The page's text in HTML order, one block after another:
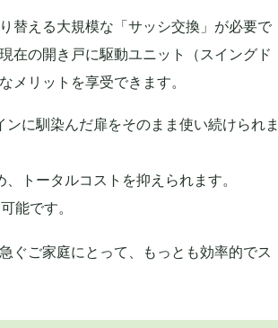
替える大規模な「サッシ交換」が必要で
在の開き戸に駆動ユニット（スイングド
リットを享受できます。
に馴染んだ扉をそのまま使い続けられま
トータルコストを抑えられます。
能です。
ぐご家庭にとって、もっとも効率的でス